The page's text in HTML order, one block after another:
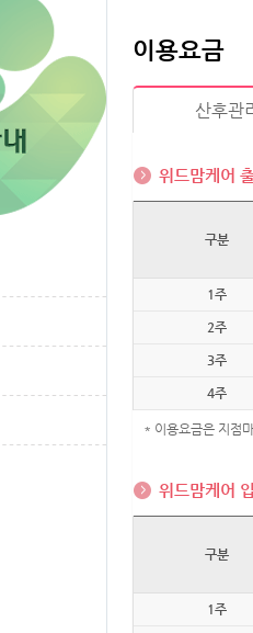
이용요금
산후관
위드맘케어
구분
1주
2주
3주
4주
* 이용요금은 지점
위드맘케어
구분
1주